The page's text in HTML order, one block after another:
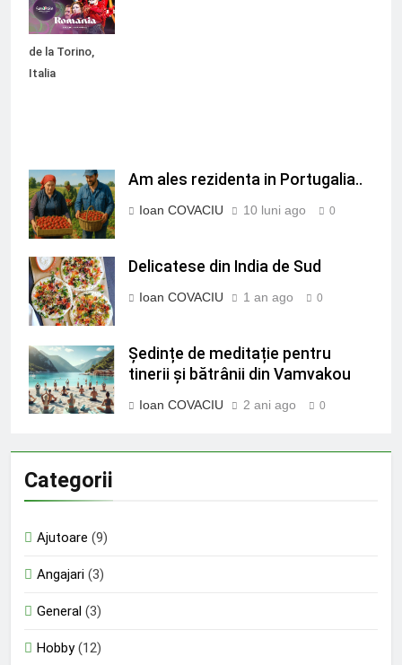
Muzical
Eurovision 2022
de la Torino,
Italia
Am ales rezidenta in Portugalia..
Ioan COVACIU 10 luni ago 0
Delicatese din India de Sud
Ioan COVACIU 1 an ago 0
Ședințe de meditație pentru
tinerii și bătrânii din Vamvakou
Ioan COVACIU 2 ani ago 0
Categorii
Ajutoare (9)
Angajari (3)
General (3)
Hobby(12)